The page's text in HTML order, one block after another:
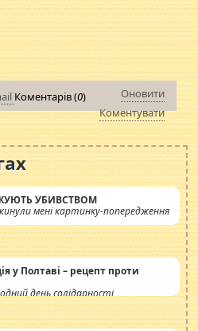
Коментарів (0)
Оновити
Коментувати
УБИВСТВОМ
мені картинку-попередження
у Полтаві – рецепт проти
день солідарності